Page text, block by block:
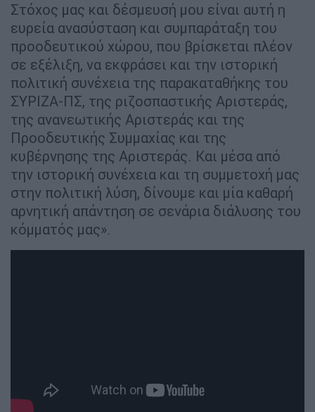
Στόχος μας και δέσμευσή μου είναι αυτή η
ευρεία ανασύσταση και συμπαράταξη του
προοδευτικού χώρου, που βρίσκεται πλέον
σε εξέλιξη, να εκφράσει και την ιστορική
πολιτική συνέχεια της παρακαταθήκης του
ΣΥΡΙΖΑ-ΠΣ, της ριζοσπαστικής Αριστεράς,
της ανανεωτικής Αριστεράς και της
Προοδευτικής Συμμαχίας και της
κυβέρνησης της Αριστεράς. Και μέσα από
την ιστορική συνέχεια και τη συμμετοχή μας
στην πολιτική λύση, δίνουμε και μία καθαρή
αρνητική απάντηση σε σενάρια διάλυσης του
κόμματός μας».